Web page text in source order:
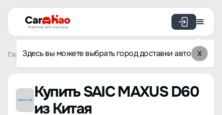
Агрегатор авто под заказ
Здесь вы можете выбрать город доставки авто X
Главная Список брендов SAIC MAXUS D60
Купить SAIC MAXUS D60
из Китая